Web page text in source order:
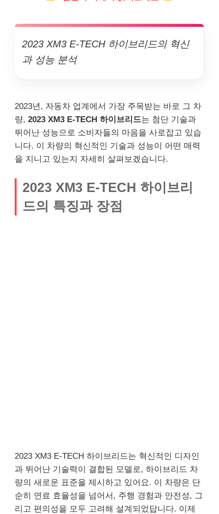
2023 XM3 E-TECH 하이브리드의 혁신
과 성능 분석
2023년, 자동차 업계에서 가장 주목받는 바로 그 차
량, 2023 XM3 E-TECH 하이브리드는 첨단 기술과
뛰어난 성능으로 소비자들의 마음을 사로잡고 있습
니다. 이 차량의 혁신적인 기술과 성능이 어떤 매력
을 지니고 있는지 자세히 살펴보겠습니다.
2023 XM3 E-TECH 하이브리
드의 특징과 장점
2023 XM3 E-TECH 하이브리드는 혁신적인 디자인
과 뛰어난 기술력이 결합된 모델로, 하이브리드 차
량의 새로운 표준을 제시하고 있어요. 이 차량은 단
순히 연료 효율성을 넘어서, 주행 경험과 안전성, 그
리고 편의성을 모두 고려해 설계되었답니다. 이제